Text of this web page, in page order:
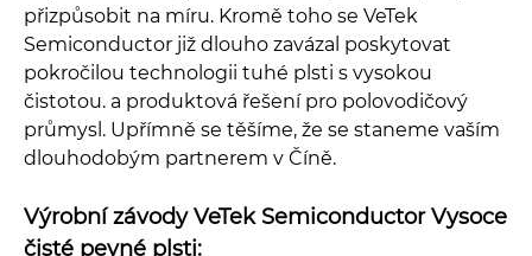
přizpůsobit na míru. Kromě toho se VeTek
Semiconductor již dlouho zavázal poskytovat
pokročilou technologii tuhé plsti s vysokou
čistotou. a produktová řešení pro polovodičový
průmysl. Upřímně se těšíme, že se staneme vaším
dlouhodobým partnerem v Číně.
Výrobní závody VeTek Semiconductor Vysoce
čisté pevné plsti: